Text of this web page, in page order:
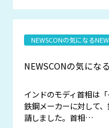
NEWSCONの気になる
NEWSCONの気にな
インドのモディ首相は
鉄鋼メーカーに対して
請しました。首相…